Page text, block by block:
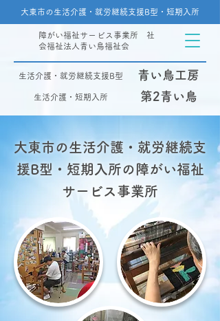
大東市の生活介護・就労継続支援B型・短期入所
障がい福祉サービス事業所 社
会福祉法人青い鳥福祉会
生活介護・就労継続支援B型 青い鳥工房
生活介護・短期入所 第2青い鳥
大東市の生活介護・就労継続支
援B型・短期入所の障がい福祉
サービス事業所